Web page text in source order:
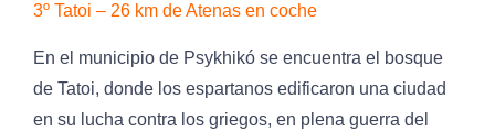
3º Tatoi – 26 km de Atenas en coche
En el municipio de Psykhikó se encuentra el bosque
de Tatoi, donde los espartanos edificaron una ciudad
en su lucha contra los griegos, en plena guerra del